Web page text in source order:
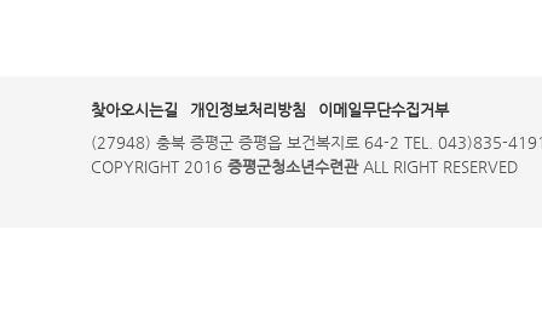
찾아오시는길 개인정보처리방침
이메일무단수집거부
(27948) 충북 증평군 증평읍 보건복지로 64-2 TEL. 043)835-
COPYRIGHT 2016 증평군청소년수련관ALL RIGHT RESERVED